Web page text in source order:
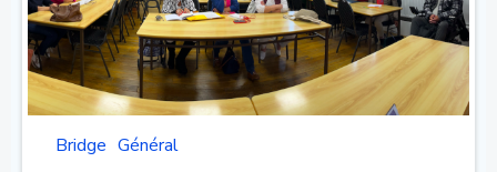
Bridge Général